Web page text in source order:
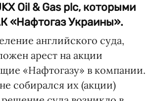
Oil & Gas plc, которыми
«Нафтогаз Украины».
английского суда,
арест на акции
«Нафтогазу» в компании.
собирался их (акции)